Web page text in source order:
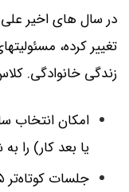
تغییر کرده،
زندگی خانوادگی.
امکان انتخاب
یا بعد کار) را